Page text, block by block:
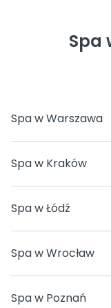
Spa
Spa w Warszawa
Spa w Kraków
Spa w Łódź
Spa w Wrocław
Spa w Poznań